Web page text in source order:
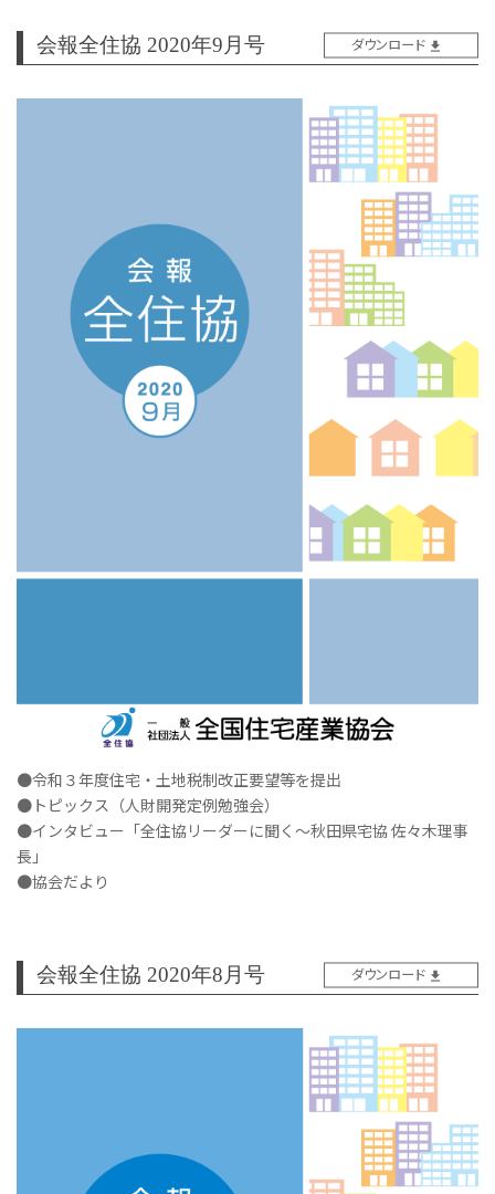
会報全住協 2020年9月号 ダウンロード
●令和３年度住宅・土地税制改正要望等を提出
●トピックス（人財開発定例勉強会）
●インタビュー「全住協リーダーに聞く～秋田県宅協 佐々木理事
長」
●協会だより
会報全住協 2020年8月号 ダウンロード